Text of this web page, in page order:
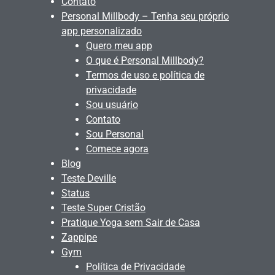
Personal Millbody – Tenha seu próprio
app personalizado
Quero meu app
O que é Personal Millbody?
Termos de uso e política de
privacidade
Sou usuário
Contato
Sou Personal
Comece agora
Blog
Teste Deville
Status
Teste Super Cristão
Pratique Yoga sem Sair de Casa
Zappipe
Gym
Política de Privacidade